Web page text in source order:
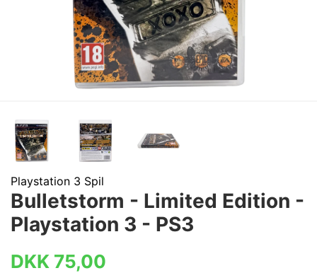
Playstation 3 Spil
Bulletstorm - Limited Edition -
Playstation 3 - PS3
DKK 75,00